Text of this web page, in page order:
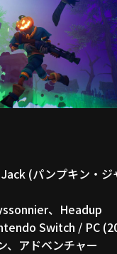
(パンプキン・ジ
、Headup
Switch / PC
、アドベンチャー